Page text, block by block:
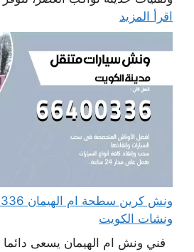
اقرأ المزيد
ونشات الكويت
فني ونش ام الهيمان يسعى